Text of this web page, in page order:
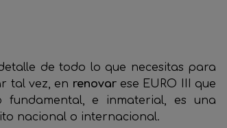
de todo lo que necesitas para
tal vez, en renovar ese EURO III que
e inmaterial, es una
nacional o internacional.